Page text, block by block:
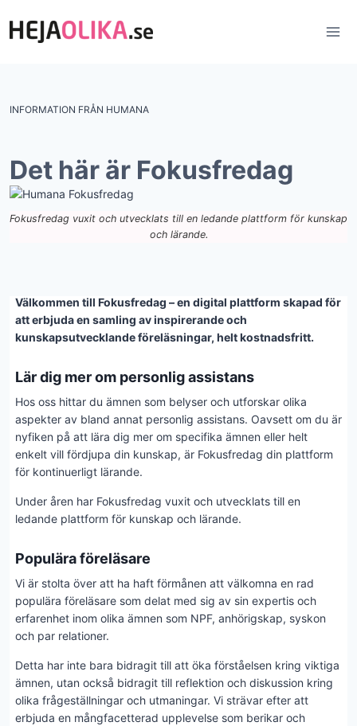
content
INFORMATION FRÅN HUMANA
Det här är Fokusfredag
Fokusfredag vuxit och utvecklats till en ledande plattform för kunskap
och lärande.
Välkommen till Fokusfredag – en digital plattform skapad för
att erbjuda en samling av inspirerande och
kunskapsutvecklande föreläsningar, helt kostnadsfritt.
Lär dig mer om personlig assistans
Hos oss hittar du ämnen som belyser och utforskar olika
aspekter av bland annat personlig assistans. Oavsett om du är
nyfiken på att lära dig mer om specifika ämnen eller helt
enkelt vill fördjupa din kunskap, är Fokusfredag din plattform
för kontinuerligt lärande.
Under åren har Fokusfredag vuxit och utvecklats till en
ledande plattform för kunskap och lärande.
Populära föreläsare
Vi är stolta över att ha haft förmånen att välkomna en rad
populära föreläsare som delat med sig av sin expertis och
erfarenhet inom olika ämnen som NPF, anhörigskap, syskon
och par relationer.
Detta har inte bara bidragit till att öka förståelsen kring viktiga
ämnen, utan också bidragit till reflektion och diskussion kring
olika frågeställningar och utmaningar. Vi strävar efter att
erbjuda en mångfacetterad upplevelse som berikar och